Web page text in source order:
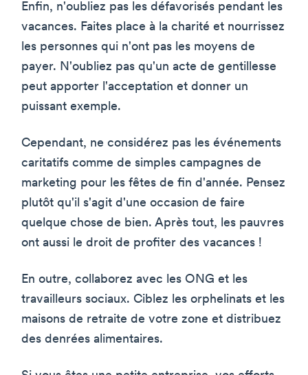
Enfin, n'oubliez pas les défavorisés pendant les
vacances. Faites place à la charité et nourrissez
les personnes qui n'ont pas les moyens de
payer. N'oubliez pas qu'un acte de gentillesse
peut apporter l'acceptation et donner un
puissant exemple.
Cependant, ne considérez pas les événements
caritatifs comme de simples campagnes de
marketing pour les fêtes de fin d'année. Pensez
plutôt qu'il s'agit d'une occasion de faire
quelque chose de bien. Après tout, les pauvres
ont aussi le droit de profiter des vacances !
En outre, collaborez avec les ONG et les
travailleurs sociaux. Ciblez les orphelinats et les
maisons de retraite de votre zone et distribuez
des denrées alimentaires.